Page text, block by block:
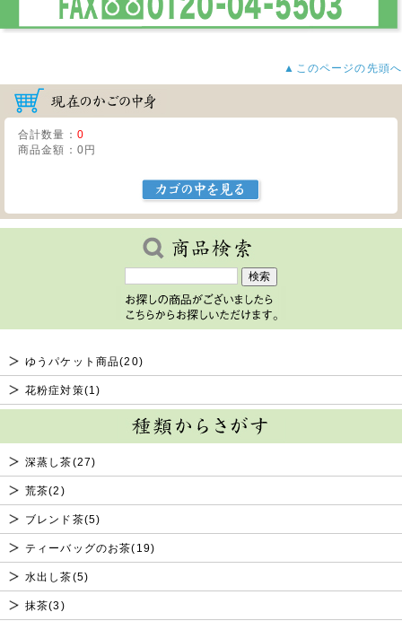
合計数量： 0
商品金額： 0円
ゆうパケット商品(20)
花粉症対策(1)
深蒸し茶(27)
荒茶(2)
ブレンド茶(5)
ティーバッグのお茶(19)
水出し茶(5)
抹茶(3)
▲このページの先頭へ